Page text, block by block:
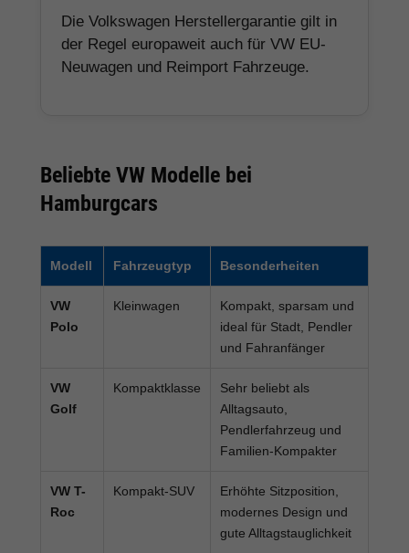
Die Volkswagen Herstellergarantie gilt in
der Regel europaweit auch für VW EU-
Neuwagen und Reimport Fahrzeuge.
Beliebte VW Modelle bei
Hamburgcars
Modell Fahrzeugtyp Besonderheiten
VW
Polo
Kleinwagen
Kompakt, sparsam und
ideal für Stadt, Pendler
und Fahranfänger
VW
Golf
Kompaktklasse
Sehr beliebt als
Alltagsauto,
Pendlerfahrzeug und
Familien-Kompakter
VW T-
Roc
Kompakt-SUV
Erhöhte Sitzposition,
modernes Design und
gute Alltagstauglichkeit